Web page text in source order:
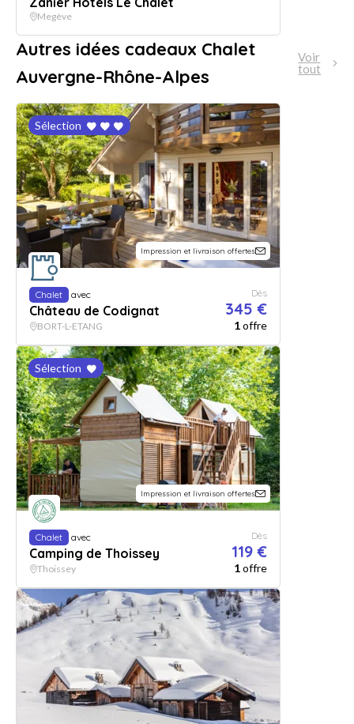
Megève
Autres idées cadeaux Chalet
Auvergne-Rhône-Alpes
Voir
tout
Sélection
Impression et livraison offertes
Chalet avec
Château de Codignat
Dès
345 €
BORT-L-ETANG 1offre
Sélection
Impression et livraison offertes
Chalet avec
Camping de Thoissey
Dès
119 €
Thoissey 1offre